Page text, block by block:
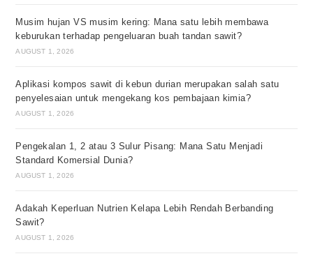
Musim hujan VS musim kering: Mana satu lebih membawa
keburukan terhadap pengeluaran buah tandan sawit?
AUGUST 1, 2026
Aplikasi kompos sawit di kebun durian merupakan salah satu
penyelesaian untuk mengekang kos pembajaan kimia?
AUGUST 1, 2026
Pengekalan 1, 2 atau 3 Sulur Pisang: Mana Satu Menjadi
Standard Komersial Dunia?
AUGUST 1, 2026
Adakah Keperluan Nutrien Kelapa Lebih Rendah Berbanding
Sawit?
AUGUST 1, 2026